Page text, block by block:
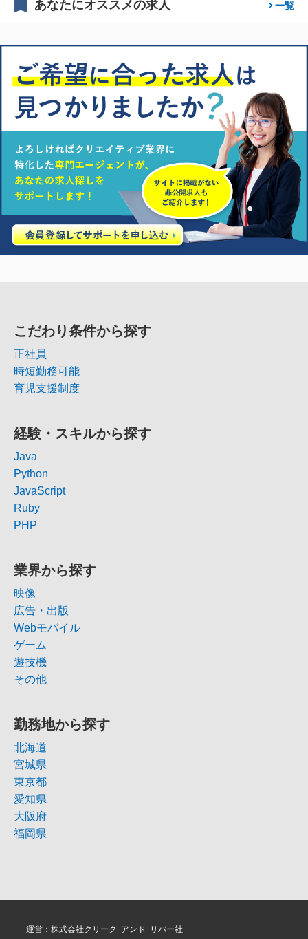
あなたにオススメの求人 一覧
こだわり条件から探す
正社員
時短勤務可能
育児支援制度
経験・スキルから探す
Java
Python
JavaScript
Ruby
PHP
業界から探す
映像
広告・出版
Webモバイル
ゲーム
遊技機
その他
勤務地から探す
北海道
宮城県
東京都
愛知県
大阪府
福岡県
運営：株式会社クリーク･アンド･リバー社